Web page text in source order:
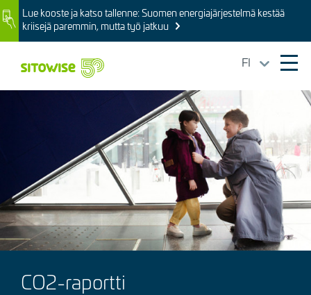
Skip
to
main
ImageLue kooste ja katso tallenne: Suomen energiajärjestelmä kestää
kriisejä paremmin, mutta työ jatkuu
FI
CO2-raportti